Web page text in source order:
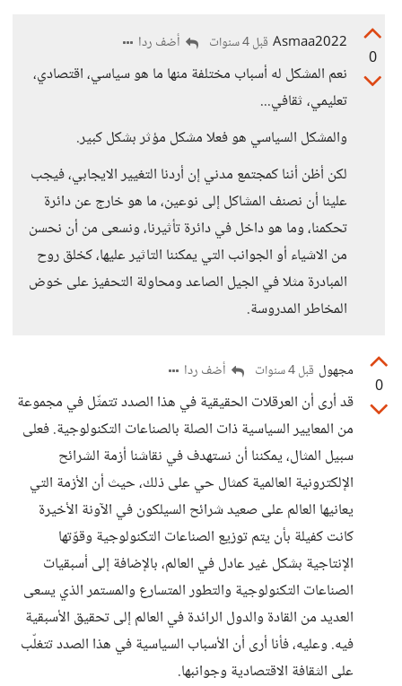
0
Asmaa2022 قبل 4 سنوات أضف ردا
نعم المشكل له أسباب مختلفة منها ما هو سياسي، اقتصادي،
تعليمي، ثقافي...
والمشكل السياسي هو فعلا مشكل مؤثر بشكل كبير.
لكن أظن أننا كمجتمع مدني إن أردنا التغيير الايجابي، فيجب
علينا أن نصنف المشاكل إلى نوعين، ما هو خارج عن دائرة
تحكمنا، وما هو داخل في دائرة تأثيرنا، ونسعى من أن نحسن
من الاشياء أو الجوانب التي يمكننا التاثير عليها، كخلق روح
المبادرة مثلا في الجيل الصاعد ومحاولة التحفيز على خوض
المخاطر المدروسة.
0
مجهول قبل 4 سنوات أضف ردا
قد أرى أن العرقلات الحقيقية في هذا الصدد تتمثّل في مجموعة
من المعايير السياسية ذات الصلة بالصناعات التكنولوجية. فعلى
سبيل المثال، يمكننا أن نستهدف في نقاشنا أزمة الشرائح
الإلكترونية العالمية كمثال حي على ذلك، حيث أن الأزمة التي
يعانيها العالم على صعيد شرائح السيلكون في الآونة الأخيرة
كانت كفيلة بأن يتم توزيع الصناعات التكنولوجية وقوّتها
الإنتاجية بشكل غير عادل في العالم، بالإضافة إلى أسبقيات
الصناعات التكنولوجية والتطور المتسارع والمستمر الذي يسعى
العديد من القادة والدول الرائدة في العالم إلى تحقيق الأسبقية
فيه. وعليه، فأنا أرى أن الأسباب السياسية في هذا الصدد تتغلّب
على الثقافة الاقتصادية وجوانبها.